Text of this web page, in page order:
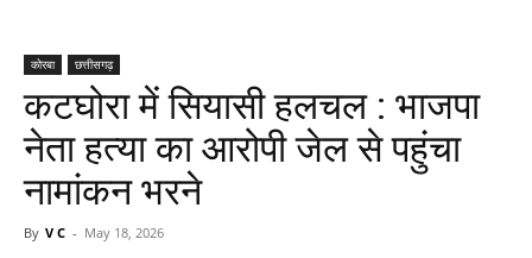
कोरबा छत्तीसगढ़
कटघोरा में सियासी हलचल : भाजपा
नेता हत्या का आरोपी जेल से पहुंचा
नामांकन भरने
By V C - May 18, 2026